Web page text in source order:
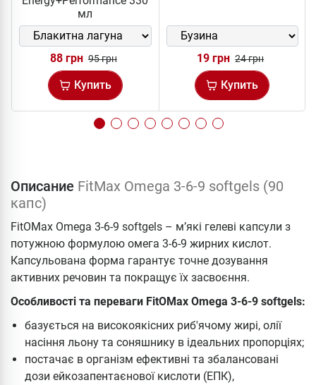
мл
88 грн 95 грн
Купить
19 грн 24 грн
Купить
Описание FitMax Omega 3-6-9 softgels (90
капс)
FitOMax Omega 3-6-9 softgels – м’які гелеві капсули з
потужною формулою омега 3-6-9 жирних кислот.
Капсульована форма гарантує точне дозування
активних речовин та покращує їх засвоєння.
Особливості та переваги FitOMax Omega 3-6-9 softgels:
базується на високоякісних риб'ячому жирі, олії
насіння льону та соняшнику в ідеальних пропорціях;
постачає в організм ефективні та збалансовані
дози ейкозапентаєнової кислоти (ЕПК),